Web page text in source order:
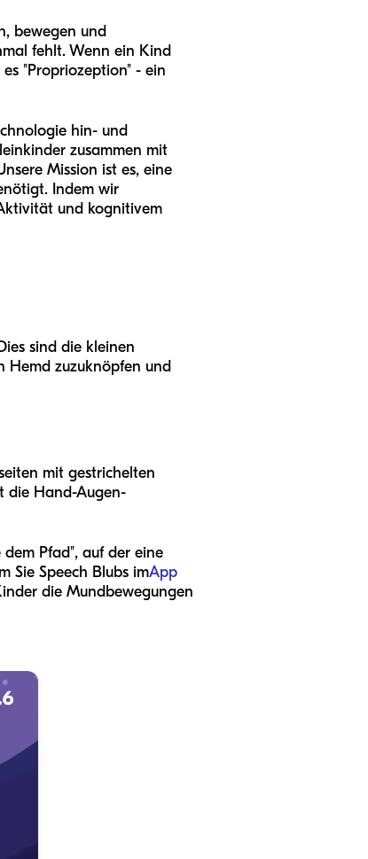
bewegen und
fehlt. Wenn ein Kind
"Propriozeption" - ein
hin- und
zusammen mit
Mission ist es, eine
Indem wir
und kognitivem
sind die kleinen
Hemd zuzuknöpfen und
mit gestrichelten
die Hand-Augen-
Pfad", auf der eine
Sie Speech Blubs imApp
die Mundbewegungen